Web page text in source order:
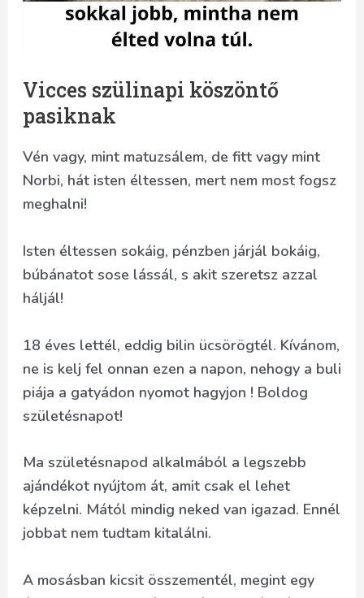
Vicces szülinapi köszöntő
pasiknak
Vén vagy, mint matuzsálem, de fitt vagy mint
Norbi, hát isten éltessen, mert nem most fogsz
meghalni!
Isten éltessen sokáig, pénzben járjál bokáig,
búbánatot sose lássál, s akit szeretsz azzal
háljál!
18 éves lettél, eddig bilin ücsörögtél. Kívánom,
ne is kelj fel onnan ezen a napon, nehogy a buli
piája a gatyádon nyomot hagyjon ! Boldog
születésnapot!
Ma születésnapod alkalmából a legszebb
ajándékot nyújtom át, amit csak el lehet
képzelni. Mától mindig neked van igazad. Ennél
jobbat nem tudtam kitalálni.
A mosásban kicsit összementél, megint egy